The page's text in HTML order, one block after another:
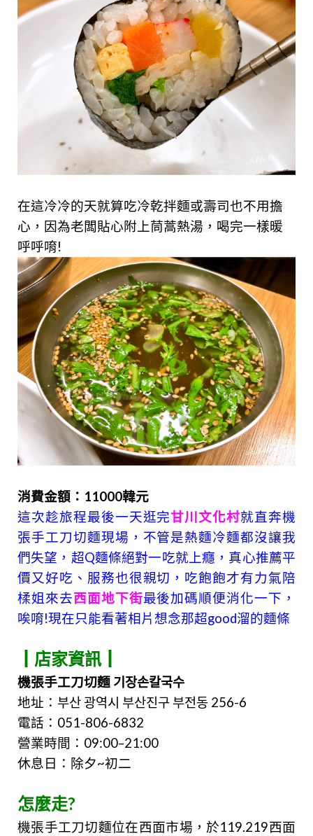
在這冷冷的天就算吃冷乾拌麵或壽司也不用擔
心，因為老闆貼心附上茼蒿熱湯，喝完一樣暖
呼呼唷!
消費金額：11000韓元
這次趁旅程最後一天逛完甘川文化村就直奔機
張手工刀切麵現場，不管是熱麵冷麵都沒讓我
們失望，超Q麵條絕對一吃就上癮，真心推薦平
價又好吃、服務也很親切，吃飽飽才有力氣陪
楺姐來去西面地下街最後加碼順便消化一下，
唉唷!現在只能看著相片想念那超good溜的麵條
┃店家資訊┃
機張手工刀切麵 기장손칼국수
地址：부산 광역시 부산진구 부전동 256-6
電話：051-806-6832
營業時間：09:00–21:00
休息日：除夕~初二
怎麼走?
機張手工刀切麵位在西面市場，於119.219西面